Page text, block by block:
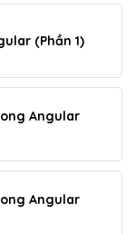
(Phần 1)
Angular
Angular